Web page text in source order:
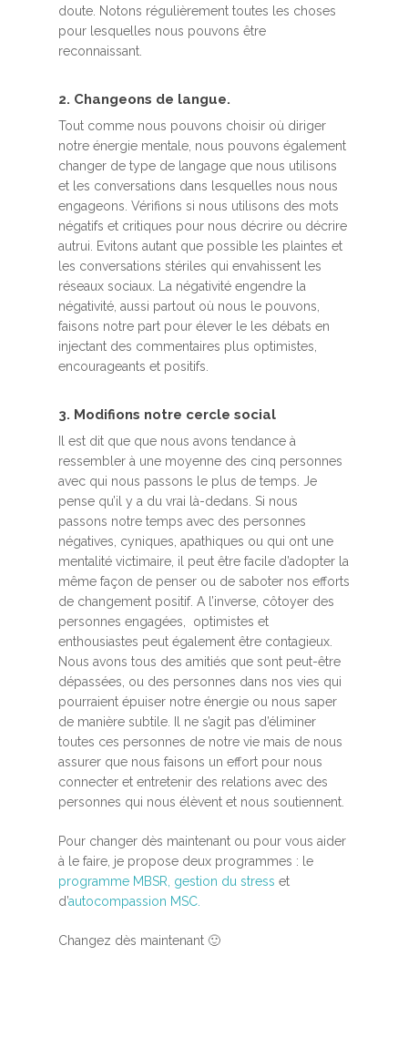
doute. Notons régulièrement toutes les choses
pour lesquelles nous pouvons être
reconnaissant.
2. Changeons de langue.
Tout comme nous pouvons choisir où diriger
notre énergie mentale, nous pouvons également
changer de type de langage que nous utilisons
et les conversations dans lesquelles nous nous
engageons. Vérifions si nous utilisons des mots
négatifs et critiques pour nous décrire ou décrire
autrui. Evitons autant que possible les plaintes et
les conversations stériles qui envahissent les
réseaux sociaux. La négativité engendre la
négativité, aussi partout où nous le pouvons,
faisons notre part pour élever le les débats en
injectant des commentaires plus optimistes,
encourageants et positifs.
3. Modifions notre cercle social
Il est dit que que nous avons tendance à
ressembler à une moyenne des cinq personnes
avec qui nous passons le plus de temps. Je
pense qu’il y a du vrai là-dedans. Si nous
passons notre temps avec des personnes
négatives, cyniques, apathiques ou qui ont une
mentalité victimaire, il peut être facile d’adopter la
même façon de penser ou de saboter nos efforts
de changement positif. A l’inverse, côtoyer des
personnes engagées, optimistes et
enthousiastes peut également être contagieux.
Nous avons tous des amitiés que sont peut-être
dépassées, ou des personnes dans nos vies qui
pourraient épuiser notre énergie ou nous saper
de manière subtile. Il ne s’agit pas d’éliminer
toutes ces personnes de notre vie mais de nous
assurer que nous faisons un effort pour nous
connecter et entretenir des relations avec des
personnes qui nous élèvent et nous soutiennent.
Pour changer dès maintenant ou pour vous aider
à le faire, je propose deux programmes : le
programme MBSR, gestion du stress et
d’autocompassion MSC.
Changez dès maintenant 🙂
Accueil
MBSR, MSC &
Méditation